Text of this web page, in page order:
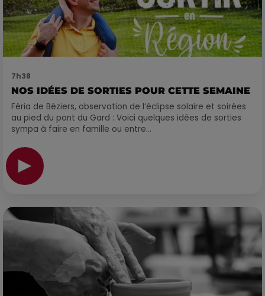
7h38
NOS IDÉES DE SORTIES POUR CETTE SEMAINE
Féria de Béziers, observation de l’éclipse solaire et soirées
au pied du pont du Gard : Voici quelques idées de sorties
sympa à faire en famille ou entre...